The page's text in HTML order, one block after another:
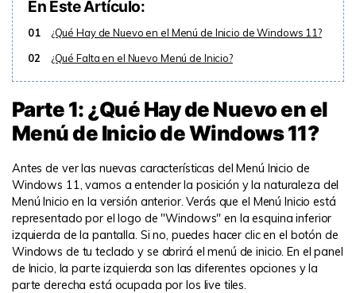
En Este Artículo:
01
¿Qué Hay de Nuevo en el Menú de Inicio de Windows 11?
02
¿Qué Falta en el Nuevo Menú de Inicio?
Parte 1: ¿Qué Hay de Nuevo en el
Menú de Inicio de Windows 11?
Antes de ver las nuevas características del Menú Inicio de
Windows 11, vamos a entender la posición y la naturaleza del
Menú Inicio en la versión anterior. Verás que el Menú Inicio está
representado por el logo de "Windows" en la esquina inferior
izquierda de la pantalla. Si no, puedes hacer clic en el botón de
Windows de tu teclado y se abrirá el menú de inicio. En el panel
de Inicio, la parte izquierda son las diferentes opciones y la
parte derecha está ocupada por los live tiles.